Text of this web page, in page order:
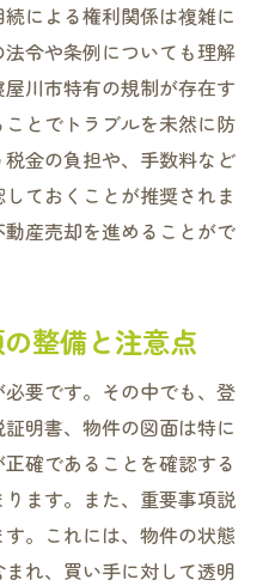
による権利関係は複雑に
令や条例についても理解
川市特有の規制が存在す
とでトラブルを未然に防
金の負担や、手数料など
ておくことが推奨されま
産売却を進めることがで
整備と注意点
要です。その中でも、登
明書、物件の図面は特に
確であることを確認する
ます。また、重要事項説
。これには、物件の状態
れ、買い手に対して透明